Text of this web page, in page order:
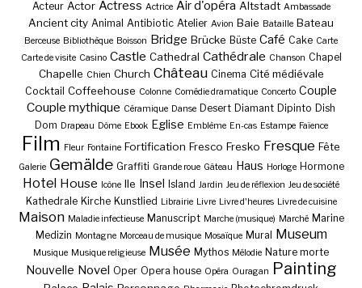
Acteur Actor Actress Actrice Air d'opéra Altstadt Ambassade
Ancient city Animal Antibiotic Atelier Avion Baie Bataille Bateau
Berceuse Bibliothèque Boisson Bridge Brücke Büste Café Cake Carte
Carte de visite Casino Castle Cathedral Cathédrale Chanson Chapel
Chapelle Chien Church Château Cinema Cité médiévale
Cocktail Coffeehouse Colonne Comédie dramatique Concerto Couple
Couple mythique Céramique Danse Desert Diamant Dipinto Dish
Dom Drapeau Dôme Ebook Eglise Emblème En-cas Estampe Faïence
Film Fleur Fontaine Fortification Fresco Fresko Fresque Fête
Galerie Gemälde Graffiti Grande roue Gâteau Haus Horloge Hormone
Hotel House Icône Ile Insel Island Jardin Jeu de réflexion Jeu de société
Kathedrale Kirche Kunstlied Librairie Livre Livre d'heures Livre de cuisine
Maison Maladie infectieuse Manuscript Marche (musique) Marché Marine
Medizin Montagne Morceau de musique Mosaïque Mural Museum
Musique Musique religieuse Musée Mythos Mélodie Nature morte
Nouvelle Novel Oper Opera house Opéra Ouragan Painting